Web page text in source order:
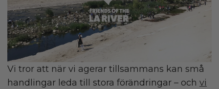
Vi tror att när vi agerar tillsammans kan små
handlingar leda till stora förändringar – och vi